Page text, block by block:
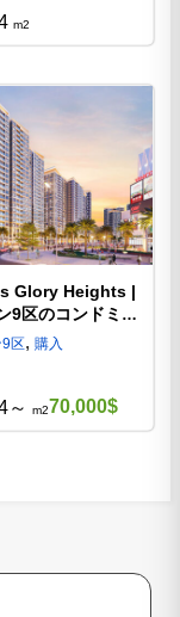
m2
Glory Heights |
9区のコンドミニ
9区, 購入
～ m270,000$